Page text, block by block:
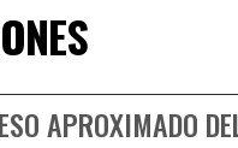
APROXIMADO